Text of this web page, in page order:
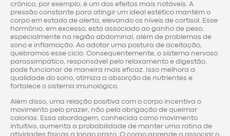
crônico, por exemplo, é um dos efeitos mais notáveis. A
pressão constante para atingir um ideal estético mantém o
corpo em estado de alerta, elevando os níveis de cortisol. Esse
hormônio, em excesso, está associado ao ganho de peso,
especialmente na região abdominal, além de problemas de
sono e inflamação. Ao adotar uma postura de aceitação,
quebramos esse ciclo. Consequentemente, o sistema nervoso
parassimpático, responsável pelo relaxamento e digestão,
pode funcionar de maneira mais eficaz. Isso melhora a
qualidade do sono, otimiza a absorção de nutrientes e
fortalece o sistema imunológico.
Além disso, uma relação positiva com o corpo incentiva o
movimento pelo prazer, não pela obrigação de queimar
calorias. Essa abordagem, conhecida como movimento
intuitivo, aumenta a probabilidade de manter uma rotina de
atividades físicas a longo prazo. O corpo aprende a associar o